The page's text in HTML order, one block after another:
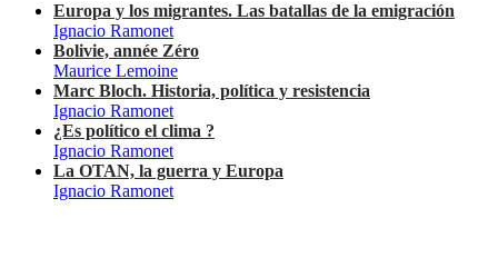
Europa y los migrantes. Las batallas de la emigración
Ignacio Ramonet
Bolivie, année Zéro
Maurice Lemoine
Marc Bloch. Historia, política y resistencia
Ignacio Ramonet
¿Es político el clima ?
Ignacio Ramonet
La OTAN, la guerra y Europa
Ignacio Ramonet